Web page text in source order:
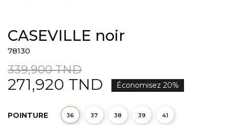
CASEVILLE noir
78130
339,900 TND
271,920 TND Économisez 20%
POINTURE 36 37 38 39 41